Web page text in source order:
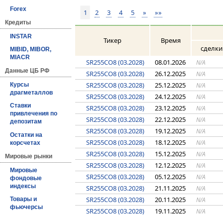
Forex
Кредиты
INSTAR
MIBID, MIBOR,
MIACR
Данные ЦБ РФ
Курсы
драгметаллов
Ставки
привлечения по
депозитам
Остатки на
корсчетах
Мировые рынки
Мировые
фондовые
индексы
Товары и
фьючерсы
1 2 3 4 5 » »»
Тикер
Время
сделки
SR255CO8 (03.2028)
08.01.2026 N/A
SR255CO8 (03.2028) 26.12.2025 N/A
SR255CO8 (03.2028) 25.12.2025 N/A
SR255CO8 (03.2028) 24.12.2025 N/A
SR255CO8 (03.2028) 23.12.2025 N/A
SR255CO8 (03.2028) 22.12.2025 N/A
SR255CO8 (03.2028) 19.12.2025 N/A
SR255CO8 (03.2028) 18.12.2025 N/A
SR255CO8 (03.2028) 15.12.2025 N/A
SR255CO8 (03.2028) 12.12.2025 N/A
SR255CO8 (03.2028) 05.12.2025 N/A
SR255CO8 (03.2028) 21.11.2025 N/A
SR255CO8 (03.2028) 20.11.2025 N/A
SR255CO8 (03.2028) 19.11.2025 N/A